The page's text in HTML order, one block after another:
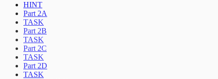
HINT
Part 2A
TASK
Part 2B
TASK
Part 2C
TASK
Part 2D
TASK